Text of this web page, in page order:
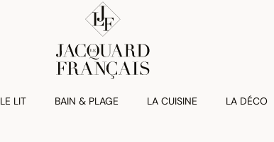
LE LIT BAIN & PLAGE LA CUISINE LA DÉCO